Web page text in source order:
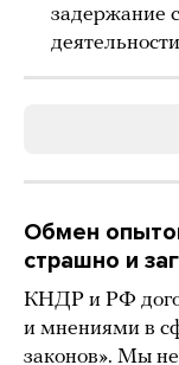
задержание
Обмен
страшно и
КНДР и РФ
и мнениями в
законов». Мы не